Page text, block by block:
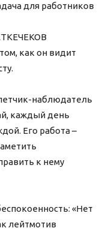
для работников
как он видит
наблюдатель
каждый день
Его работа –
к нему
«Нет
лейтмотив